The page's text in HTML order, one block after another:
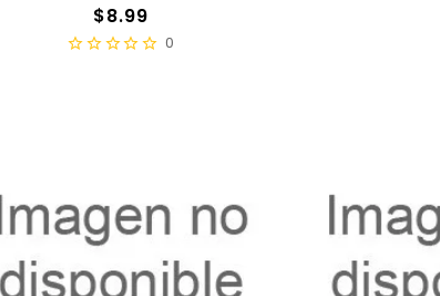
Precio
$8.99
0